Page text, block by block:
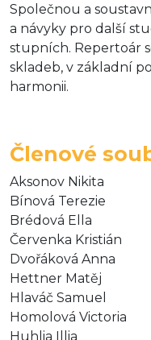
Společnou a
a návyky pro další
stupních. Repertoár
skladeb, v základní
harmonii.
Členové
Aksonov Nikita
Bínová Terezie
Brédová Ella
Červenka Kristián
Dvořáková Anna
Hettner Matěj
Hlaváč Samuel
Homolová Victoria
Huhlia Illia